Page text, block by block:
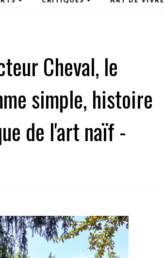
Cheval, le
simple, histoire
de l'art naïf -